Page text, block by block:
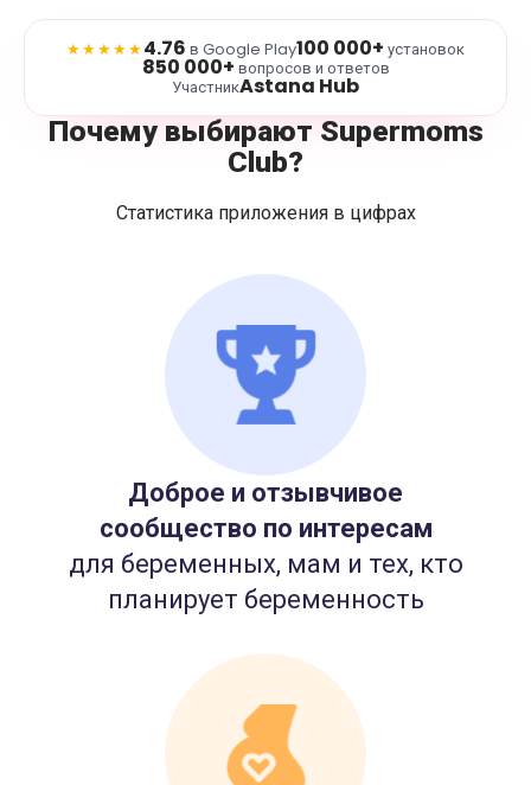
★★★★★4.76 в Google Play100 000+ установок
850 000+ вопросов и ответов
УчастникAstana Hub
Почему выбирают Supermoms
Club?
Статистика приложения в цифрах
Доброе и отзывчивое
сообщество по интересам
для беременных, мам и тех, кто
планирует беременность